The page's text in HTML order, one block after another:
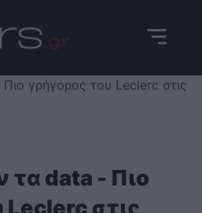
τα data - Πιο